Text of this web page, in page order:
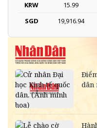
KRW
15.99
SGD
19,916.94
DKK
-
THB
SEK
SAR
RUB
NOK
-